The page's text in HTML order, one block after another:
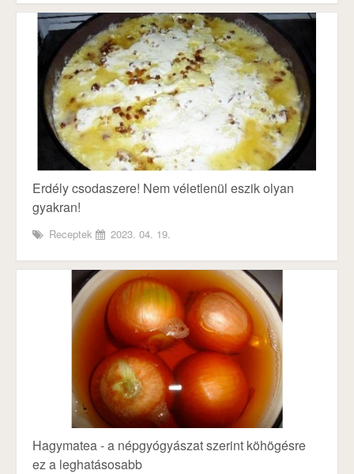
Erdély csodaszere! Nem véletlenül eszik olyan
gyakran!
Receptek 2023. 04. 19.
Hagymatea - a népgyógyászat szerint köhögésre
ez a leghatásosabb